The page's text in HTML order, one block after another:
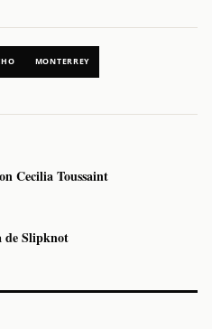
MONTERREY
Cecilia Toussaint
de Slipknot